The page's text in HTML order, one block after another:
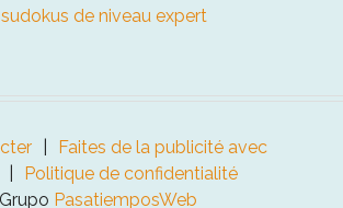
de niveau expert
Faites de la publicité avec
Politique de confidentialité
Grupo PasatiemposWeb